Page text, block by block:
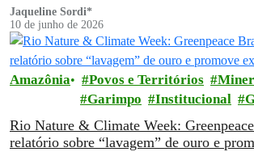
Jaqueline Sordi*
10 de junho de 2026
Amazônia Povos e Territórios
Garimpo
Institucional
Rio Nature & Climate Week:
relatório sobre “lavagem” de ouro e